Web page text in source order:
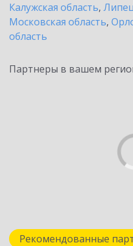
Калужская область,
Московская область,
область
Партнеры в вашем
Рекомендованные